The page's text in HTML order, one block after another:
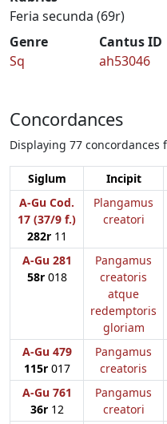
Feria secunda (69r)
Genre
Sq
Cantus ID
ah53046
Concordances
Displaying 77 concordances
Siglum Incipit
A-Gu Cod.
17 (37/9 f.)
282r11
Plangamus
creatori
A-Gu 281
58r018
Pangamus
creatoris
atque
redemptoris
gloriam
A-Gu 479
115r017
Pangamus
creatoris
A-Gu 761
36r12
Pangamus
creatori